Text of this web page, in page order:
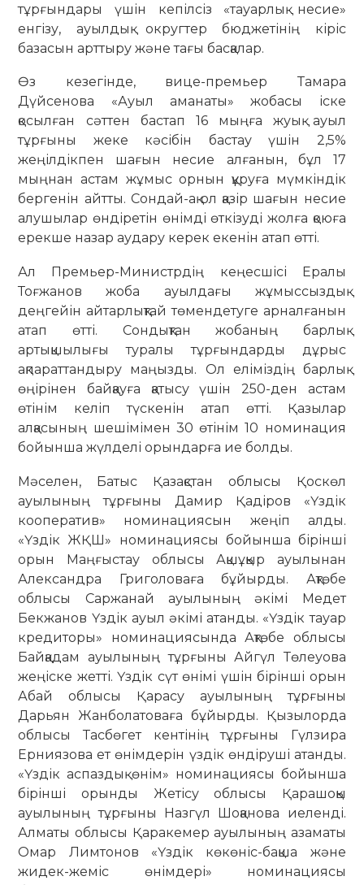
тұрғындары үшін кепілсіз «тауарлық несие»
енгізу, ауылдық округтер бюджетінің кіріс
базасын арттыру және тағы басқалар.
Өз кезегінде, вице-премьер Тамара
Дүйсенова «Ауыл аманаты» жобасы іске
қосылған сәттен бастап 16 мыңға жуық ауыл
тұрғыны жеке кәсібін бастау үшін 2,5%
жеңілдікпен шағын несие алғанын, бұл 17
мыңнан астам жұмыс орнын құруға мүмкіндік
бергенін айтты. Сондай-ақ ол қазір шағын несие
алушылар өндіретін өнімді өткізуді жолға қоюға
ерекше назар аудару керек екенін атап өтті.
Ал Премьер-Министрдің кеңесшісі Ералы
Тоғжанов жоба ауылдағы жұмыссыздық
деңгейін айтарлықтай төмендетуге арналғанын
атап өтті. Сондықтан жобаның барлық
артықшылығы туралы тұрғындарды дұрыс
ақпараттандыру маңызды. Ол еліміздің барлық
өңірінен байқауға қатысу үшін 250-ден астам
өтінім келіп түскенін атап өтті. Қазылар
алқасының шешімімен 30 өтінім 10 номинация
бойынша жүлделі орындарға ие болды.
Мәселен, Батыс Қазақстан облысы Қоскөл
ауылының тұрғыны Дамир Қадіров «Үздік
кооператив» номинациясын жеңіп алды.
«Үздік ЖҚШ» номинациясы бойынша бірінші
орын Маңғыстау облысы Ақшұқыр ауылынан
Александра Григоловаға бұйырды. Ақтөбе
облысы Саржанай ауылының әкімі Медет
Бекжанов Үздік ауыл әкімі атанды. «Үздік тауар
кредиторы» номинациясында Ақтөбе облысы
Байқадам ауылының тұрғыны Айгүл Төлеуова
жеңіске жетті. Үздік сүт өнімі үшін бірінші орын
Абай облысы Қарасу ауылының тұрғыны
Дарьян Жанболатоваға бұйырды. Қызылорда
облысы Тасбөгет кентінің тұрғыны Гүлзира
Ерниязова ет өнімдерін үздік өндіруші атанды.
«Үздік аспаздық өнім» номинациясы бойынша
бірінші орынды Жетісу облысы Қарашоқы
ауылының тұрғыны Назгүл Шоқанова иеленді.
Алматы облысы Қаракемер ауылының азаматы
Омар Лимтонов «Үздік көкөніс-бақша және
жидек-жеміс өнімдері» номинациясы